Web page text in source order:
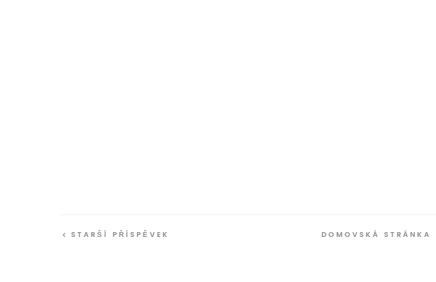
STARŠÍ PŘÍSPĚVEK DOMOVSKÁ STRÁNKA